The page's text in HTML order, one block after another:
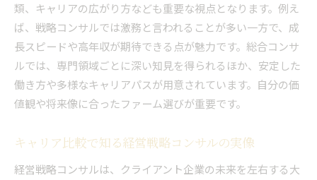
類、キャリアの広がり方なども重要な視点となります。例え
ば、戦略コンサルでは激務と言われることが多い一方で、成
長スピードや高年収が期待できる点が魅力です。総合コンサ
ルでは、専門領域ごとに深い知見を得られるほか、安定した
働き方や多様なキャリアパスが用意されています。自分の価
値観や将来像に合ったファーム選びが重要です。
キャリア比較で知る経営戦略コンサルの実像
経営戦略コンサルは、クライアント企業の未来を左右する大